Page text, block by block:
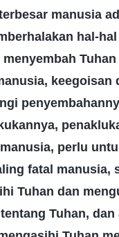
manusia
hal-
keegoisan
perlu
fatal manusia,
Tuhan dan
Tuhan, dan